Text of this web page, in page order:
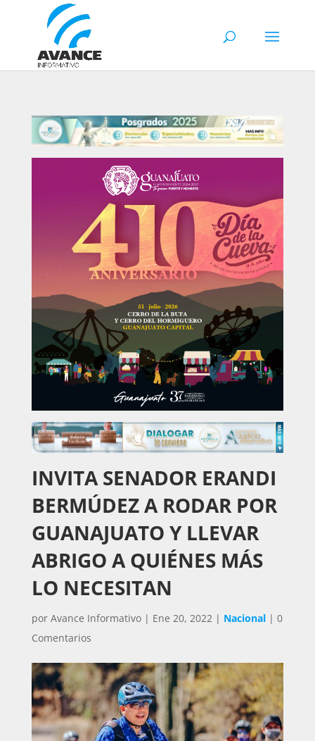
INVITA SENADOR ERANDI
BERMÚDEZ A RODAR POR
GUANAJUATO Y LLEVAR
ABRIGO A QUIÉNES MÁS
LO NECESITAN
por Avance Informativo| Ene 20, 2022| Nacional| 0
Comentarios